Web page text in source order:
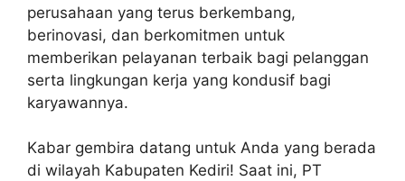
perusahaan yang terus berkembang,
berinovasi, dan berkomitmen untuk
memberikan pelayanan terbaik bagi pelanggan
serta lingkungan kerja yang kondusif bagi
karyawannya.
Kabar gembira datang untuk Anda yang berada
di wilayah Kabupaten Kediri! Saat ini, PT